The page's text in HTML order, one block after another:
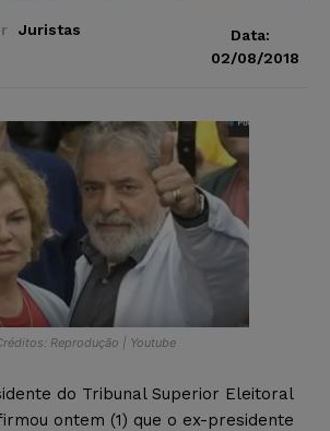
Juristas
Data:
02/08/2018
Reprodução | Youtube
do Tribunal Superior Eleitoral
ontem (1) que o ex-presidente